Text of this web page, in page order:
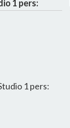
1 pers:
1 pers: